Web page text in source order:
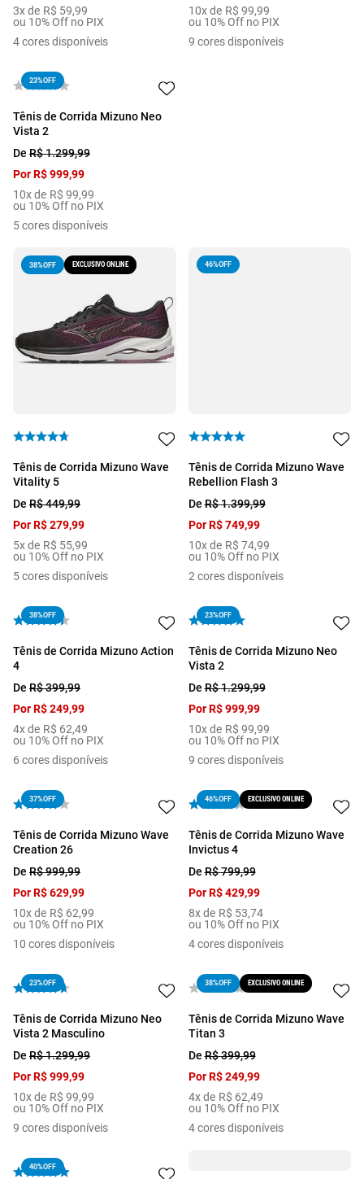
3x de R$ 59,99
ou 10% Off no PIX
4cores disponíveis
10x de R$ 99,99
ou 10% Off no PIX
9 cores disponíveis
23%OFF
Tênis de Corrida Mizuno Neo
Vista 2
De R$1.299,99
PorR$999,99
10x de R$ 99,99
ou 10% Off no PIX
5cores disponíveis
38%OFF EXCLUSIVO ONLINE
Tênis de Corrida Mizuno Wave
Vitality 5
De R$449,99
PorR$279,99
5x de R$ 55,99
ou 10% Off no PIX
5cores disponíveis
46%OFF
Tênis de Corrida Mizuno Wave
Rebellion Flash 3
DeR$1.399,99
PorR$ 749,99
10x de R$ 74,99
ou 10% Off no PIX
2 cores disponíveis
38%OFF
Tênis de Corrida Mizuno Action
4
De R$399,99
PorR$249,99
4x de R$ 62,49
ou 10% Off no PIX
6 cores disponíveis
23%OFF
Tênis de Corrida Mizuno Neo
Vista 2
DeR$1.299,99
PorR$ 999,99
10x de R$ 99,99
ou 10% Off no PIX
9 cores disponíveis
37%OFF
Tênis de Corrida Mizuno Wave
Creation 26
De R$999,99
PorR$629,99
10x de R$ 62,99
ou 10% Off no PIX
10 cores disponíveis
46%OFF EXCLUSIVO ONLINE
Tênis de Corrida Mizuno Wave
Invictus 4
DeR$799,99
PorR$ 429,99
8x de R$ 53,74
ou 10% Off no PIX
4 cores disponíveis
23%OFF
Tênis de Corrida Mizuno Neo
Vista 2 Masculino
De R$1.299,99
PorR$999,99
10x de R$ 99,99
ou 10% Off no PIX
9 cores disponíveis
38%OFF EXCLUSIVO ONLINE
Tênis de Corrida Mizuno Wave
Titan 3
DeR$399,99
PorR$ 249,99
4x de R$ 62,49
ou 10% Off no PIX
4 cores disponíveis
40%OFF